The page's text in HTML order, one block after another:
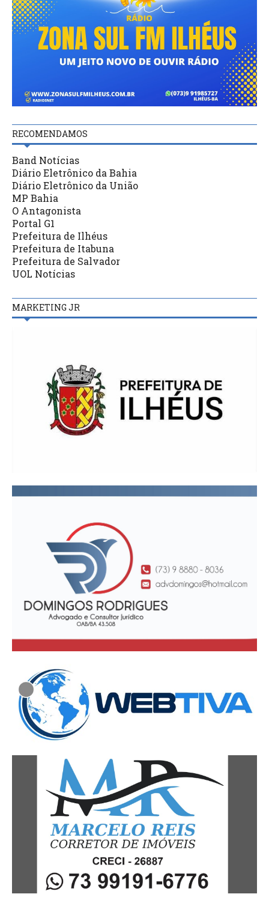
RECOMENDAMOS
Band Notícias
Diário Eletrônico da Bahia
Diário Eletrônico da União
MP Bahia
O Antagonista
Portal G1
Prefeitura de Ilhéus
Prefeitura de Itabuna
Prefeitura de Salvador
UOL Notícias
MARKETING JR